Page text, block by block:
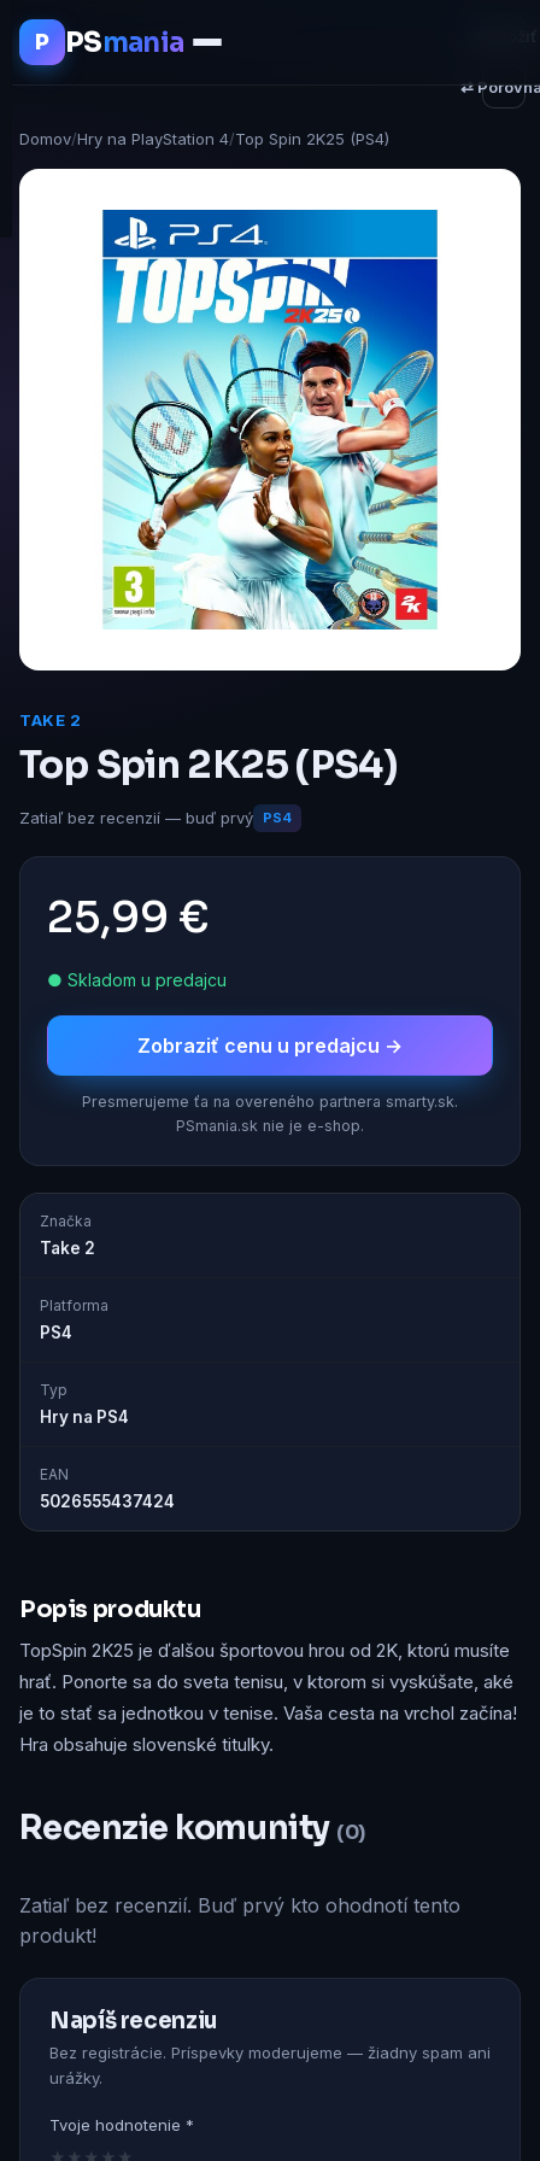
P PSmania
Domov/Hry na PlayStation 4/Top Spin 2K25 (PS4)
TAKE 2
Top Spin 2K25 (PS4)
Zatiaľ bez recenzií — buď prvý PS4
25,99 €
● Skladom u predajcu
Zobraziť cenu u predajcu →
Presmerujeme ťa na overeného partnera smarty.sk.
PSmania.sk nie je e-shop.
Značka
Take 2
Platforma
PS4
Typ
Hry na PS4
EAN
5026555437424
⇄
Popis produktu
TopSpin 2K25 je ďalšou športovou hrou od 2K, ktorú musíte
hrať. Ponorte sa do sveta tenisu, v ktorom si vyskúšate, aké
je to stať sa jednotkou v tenise. Vaša cesta na vrchol začína!
Hra obsahuje slovenské titulky.
Recenzie komunity (0)
Zatiaľ bez recenzií. Buď prvý kto ohodnotí tento
produkt!
Napíš recenziu
Bez registrácie. Príspevky moderujeme — žiadny spam ani
urážky.
Tvoje hodnotenie *